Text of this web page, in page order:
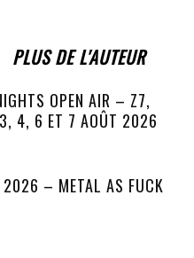
PLUS DE L'AUTEUR
OPEN AIR – Z7,
4, 6 ET 7 AOÛT 2026
2026 – METAL AS FUCK